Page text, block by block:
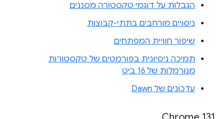
הגבלות על דוגמי טקסטורה מסננים
ניסויים מורחבים בתתי-קבוצות
שיפור חוויית המפתחים
תמיכה ניסיונית בפורמטים של טקסטורות
מנורמלות של 16 ביט
עדכונים של Dawn